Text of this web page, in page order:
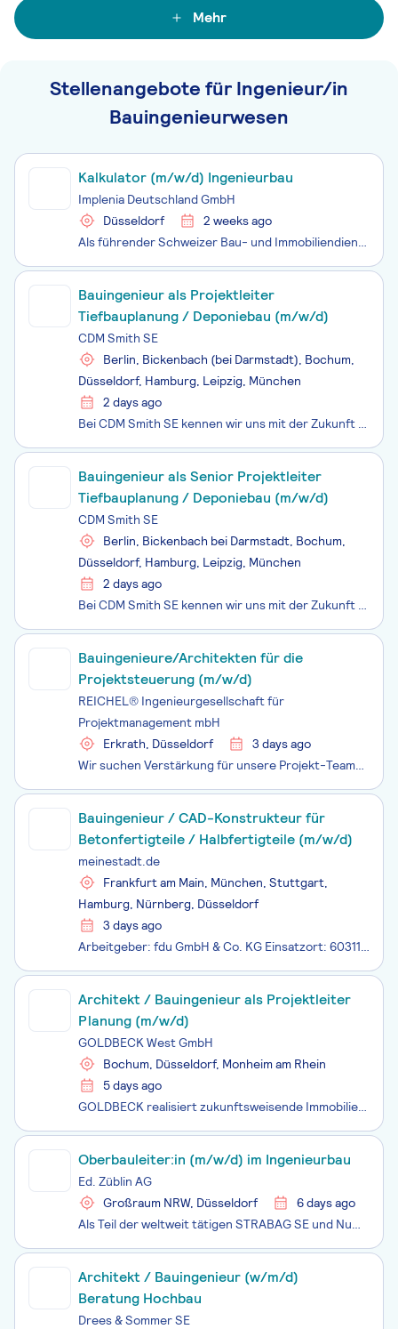
Mehr
Stellenangebote für Ingenieur/in
Bauingenieurwesen
Kalkulator (m/w/d) Ingenieurbau
Implenia Deutschland GmbH
Düsseldorf
2 weeks ago
Als führender Schweizer Bau- und Immobiliendienstleister entwickelt, realisiert und bewirtschaftet Implenia Lebensräume, Arbeitswelten und Infrastruktur für künftige Generationen in der Schweiz und in Deutschland. Zudem bietet Implenia in weiteren Märkten Tunnelbau- und damit verbundene Infrastruktu
Bauingenieur als Projektleiter
Tiefbauplanung / Deponiebau (m/w/d)
CDM Smith SE
Berlin, Bickenbach (bei Darmstadt), Bochum,
Düsseldorf, Hamburg, Leipzig, München
2 days ago
Bei CDM Smith SE kennen wir uns mit der Zukunft aus. Da die Welt vor neuen Umwelt- und Infrastrukturfragen steht, entwickeln wir bahnbrechende Lösungen, um die Landschaft in den Bereichen Wasser, Energie und Transport zu gestalten.Wir nutzen erneuerbare Ressourcen, nachhaltige Verfahren und neuartig
Bauingenieur als Senior Projektleiter
Tiefbauplanung / Deponiebau (m/w/d)
CDM Smith SE
Berlin, Bickenbach bei Darmstadt, Bochum,
Düsseldorf, Hamburg, Leipzig, München
2 days ago
Bei CDM Smith SE kennen wir uns mit der Zukunft aus. Da die Welt vor neuen Umwelt- und Infrastrukturfragen steht, entwickeln wir bahnbrechende Lösungen, um die Landschaft in den Bereichen Wasser, Energie und Transport zu gestalten.Wir nutzen erneuerbare Ressourcen, nachhaltige Verfahren und neuartig
Bauingenieure/Architekten für die
Projektsteuerung (m/w/d)
REICHEL® Ingenieurgesellschaft für
Projektmanagement mbH
Erkrath, Düsseldorf
3 days ago
Wir suchen Verstärkung für unsere Projekt-Teams! Bauingenieure/Architekten für die Projektsteuerung (m/w/d) für Düsseldorf Wir sind ein Ingenieurbüro mit rund 65 Kolleginnen und Kollegen. Seit 1968 realisiert REICHEL Großbauprojekte für Auftraggeber aus Bund, Ländern und Kommunen sowie der Industrie
Bauingenieur / CAD-Konstrukteur für
Betonfertigteile / Halbfertigteile (m/w/d)
meinestadt.de
Frankfurt am Main, München, Stuttgart,
Hamburg, Nürnberg, Düsseldorf
3 days ago
Arbeitgeber: fdu GmbH & Co. KG Einsatzort: 60311 Frankfurt am Main, München, Stuttgart, Hamburg, Nürnberg, Düsseldorf Die fdu GmbH & Co. KG ist Deutschlands größter Anbieter von Elementdecken und Elementwänden aus Beton. Ergänzend umfasst unser Leistungsspektrum die Produktion von Betonfert
Architekt / Bauingenieur als Projektleiter
Planung (m/w/d)
GOLDBECK West GmbH
Bochum, Düsseldorf, Monheim am Rhein
5 days ago
GOLDBECK realisiert zukunftsweisende Immobilien in Europa. Wir verstehen Gebäude als Produkte und bieten alle Leistungen aus einer Hand: vom Design über den Bau bis zu Services im Betrieb. Aktuell beschäftigt unser Familienunternehmen mehr als 13.000 Mitarbeitende an über 100 Standorten bei einer Ge
Oberbauleiter:in (m/w/d) im Ingenieurbau
Ed. Züblin AG
Großraum NRW, Düsseldorf
6 days ago
Als Teil der weltweit tätigen STRABAG SE und Nummer eins im deutschen Hoch- und Ingenieurbau bauen wir bei ZÜBLIN laufend am Fortschritt. Einzigartigkeit und individuelle Stärken kennzeichnen dabei unsere Projekte und jede:n Einzelne:n von uns. Ob im Hoch- und Ingenieurbau, Spezialtiefbau, Tunnel-,
Architekt / Bauingenieur (w/m/d)
Beratung Hochbau
Drees & Sommer SE